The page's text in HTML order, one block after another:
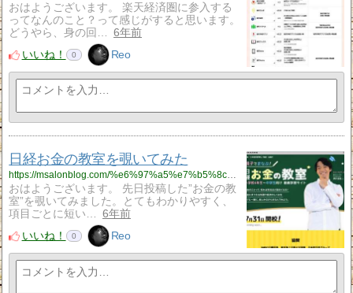
おはようございます。 楽天経済圏に参入する
ってなんのこと？って感じがすると思います。
どうやら、身の回…
6年前
いいね！
0 Reo
日経お金の教室を覗いてみた
おはようございます。 先日投稿した”お金の教
室”を覗いてみました。とてもわかりやすく、
項目ごとに短い…
6年前
いいね！
0 Reo